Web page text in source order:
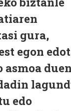
gura,
egon
duen
edo